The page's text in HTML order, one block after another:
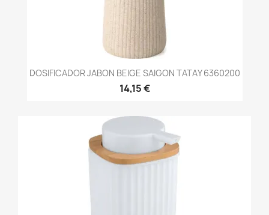
DOSIFICADOR JABON BEIGE SAIGON TATAY 6360200
14,15 €